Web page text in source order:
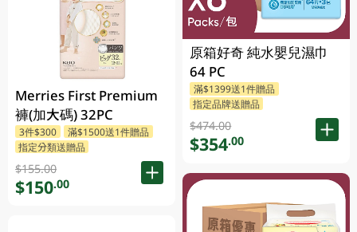
Merries First Premium
褲(加大碼) 32PC
3件$300
滿$1500送1件贈品
指定分類送贈品
$155.00
$150.00
原箱好奇 純水嬰兒濕巾
64 PC
滿$1399送1件贈品
指定品牌送贈品
$474.00
$354.00